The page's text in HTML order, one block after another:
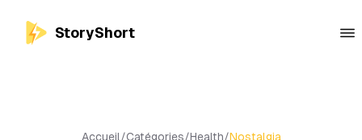
StoryShort
Accueil/Catégories/Health/Nostalgia